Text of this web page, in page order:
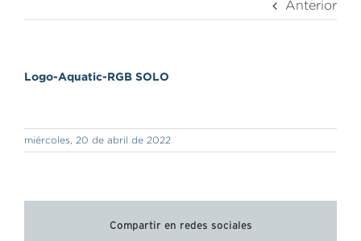
Anterior
Logo-Aquatic-RGB SOLO
miércoles, 20 de abril de 2022
Compartir en redes sociales